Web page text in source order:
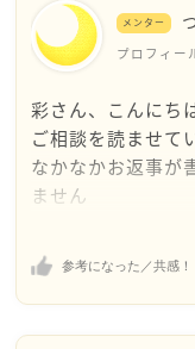
メンター
プロフィー
彩さん、こんにち
ご相談を読ませて
なかなかお返事が
ません
どのようにお声が
もしかしたら、ど
わつかせてしまう
そう思って躊躇し
参考になった／共感！